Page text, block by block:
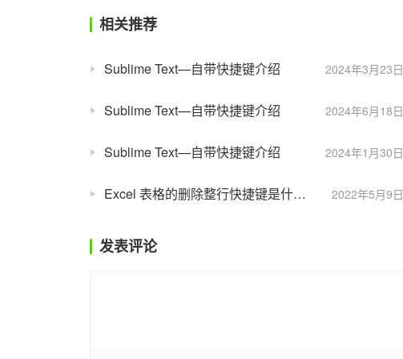
相关推荐
2024年3月23日
Sublime Text—自带快捷键介绍
2024年6月18日
Sublime Text—自带快捷键介绍
2024年1月30日
Sublime Text—自带快捷键介绍
2022年5月9日
Excel 表格的删除整行快捷键是什么？
发表评论